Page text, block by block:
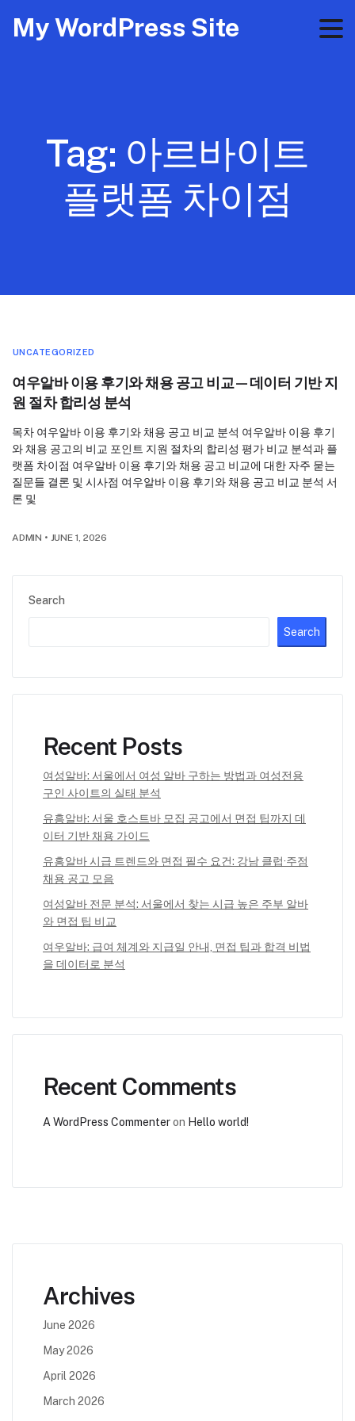
My WordPress Site
Tag: 아르바이트
플랫폼 차이점
Search
Search
Recent Posts
여성알바: 서울에서 여성 알바 구하는 방법과 여성전용
구인 사이트의 실태 분석
유흥알바: 서울 호스트바 모집 공고에서 면접 팁까지 데
이터 기반 채용 가이드
유흥알바 시급 트렌드와 면접 필수 요건: 강남 클럽·주점
채용 공고 모음
여성알바 전문 분석: 서울에서 찾는 시급 높은 주부 알바
와 면접 팁 비교
여우알바: 급여 체계와 지급일 안내, 면접 팁과 합격 비법
을 데이터로 분석
Recent Comments
A WordPress Commenteron Hello world!
UNCATEGORIZED
여우알바 이용 후기와 채용 공고 비교—데이터 기반 지
원 절차 합리성 분석
목차 여우알바 이용 후기와 채용 공고 비교 분석 여우알바 이용 후기
와 채용 공고의 비교 포인트 지원 절차의 합리성 평가 비교 분석과 플
랫폼 차이점 여우알바 이용 후기와 채용 공고 비교에 대한 자주 묻는
질문들 결론 및 시사점 여우알바 이용 후기와 채용 공고 비교 분석 서
론 및
ADMIN • JUNE 1, 2026
Archives
June 2026
May 2026
April 2026
March 2026